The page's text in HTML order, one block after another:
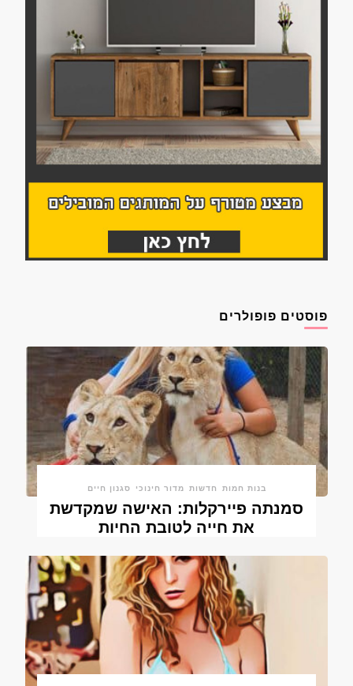
פוסטים פופולרים
בנות חמות חדשות מדור חינוכי סגנון חיים
סמנתה פיירקלות: האישה שמקדשת
את חייה לטובת החיות